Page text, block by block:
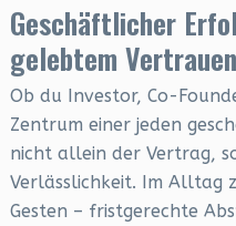
Geschäftlicher
gelebtem Vertrauen
Ob du Investor, Co-
Zentrum einer jeden
nicht allein der Vertrag,
Verlässlichkeit. Im Alltag
Gesten – fristgerechte